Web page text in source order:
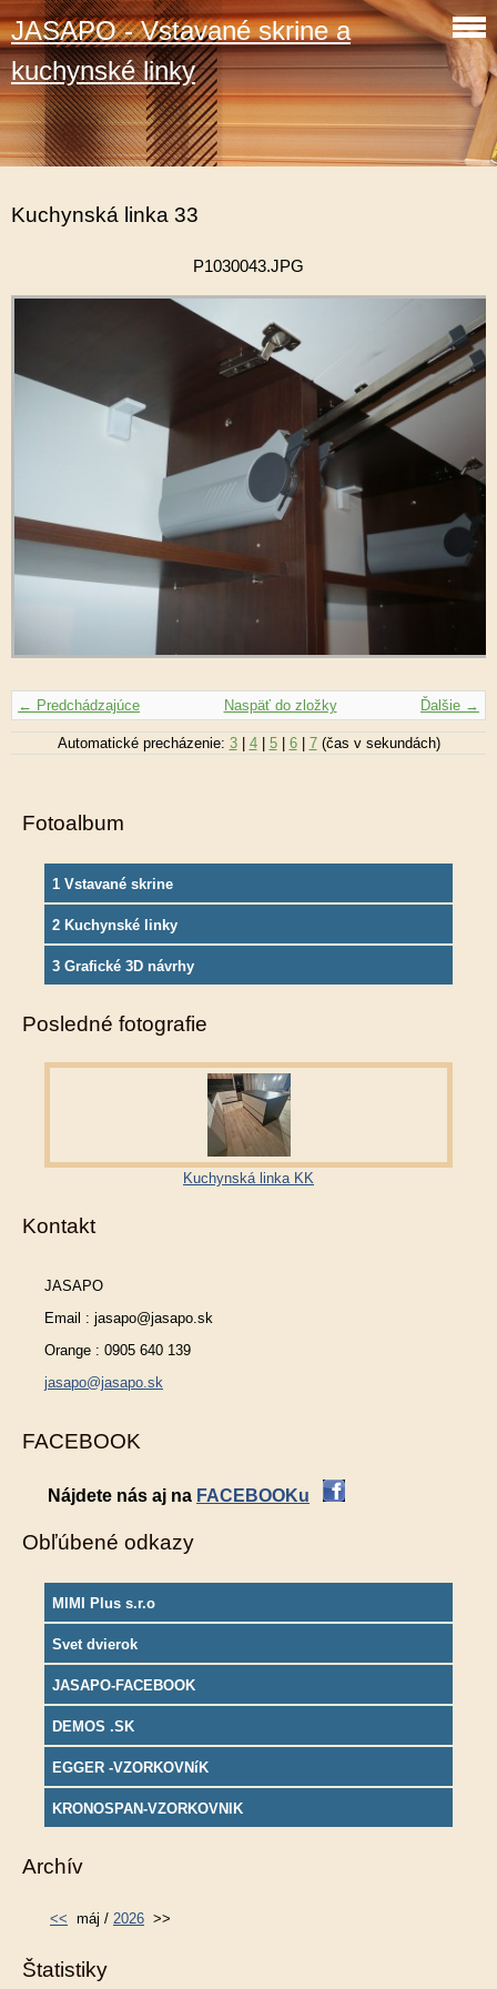
JASAPO - Vstavané skrine a
kuchynské linky
Kuchynská linka 33
P1030043.JPG
← Predchádzajúce Ďalšie →
Naspäť do zložky
Automatické precházenie: 3| 4| 5| 6| 7(čas v sekundách)
Fotoalbum
1 Vstavané skrine
2 Kuchynské linky
3 Grafické 3D návrhy
Posledné fotografie
Kuchynská linka KK
Kontakt
JASAPO
Email : jasapo@jasapo.sk
Orange : 0905 640 139
jasapo@jasapo.sk
FACEBOOK
Nájdete nás aj na FACEBOOKu
Obľúbené odkazy
MIMI Plus s.r.o
Svet dvierok
JASAPO-FACEBOOK
DEMOS .SK
EGGER -VZORKOVNíK
KRONOSPAN-VZORKOVNIK
Archív
<< máj / 2026 >>
Štatistiky